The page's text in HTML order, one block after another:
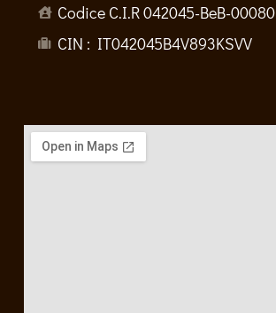
Codice C.I.R 042045-BeB-00080
CIN : IT042045B4V893KSVV